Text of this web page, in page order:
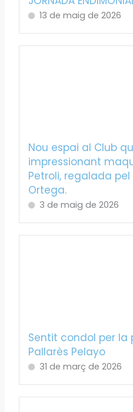
13 de maig de 2026
Nou espai al Club
impressionant
Petroli, regalada
Ortega.
3 de maig de 2026
Sentit condol per la
Pallarès Pelayo
31 de març de 2026